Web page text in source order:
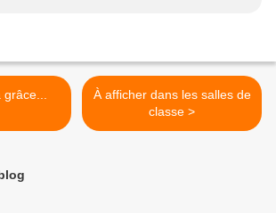
grâce...
À afficher dans les salles de
classe >